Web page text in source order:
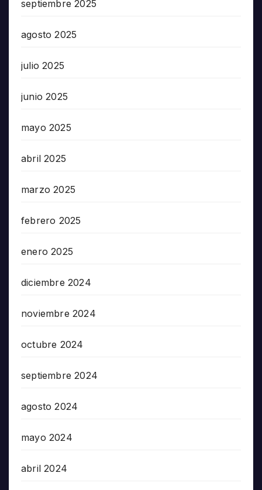
septiembre 2025
agosto 2025
julio 2025
junio 2025
mayo 2025
abril 2025
marzo 2025
febrero 2025
enero 2025
diciembre 2024
noviembre 2024
octubre 2024
septiembre 2024
agosto 2024
mayo 2024
abril 2024